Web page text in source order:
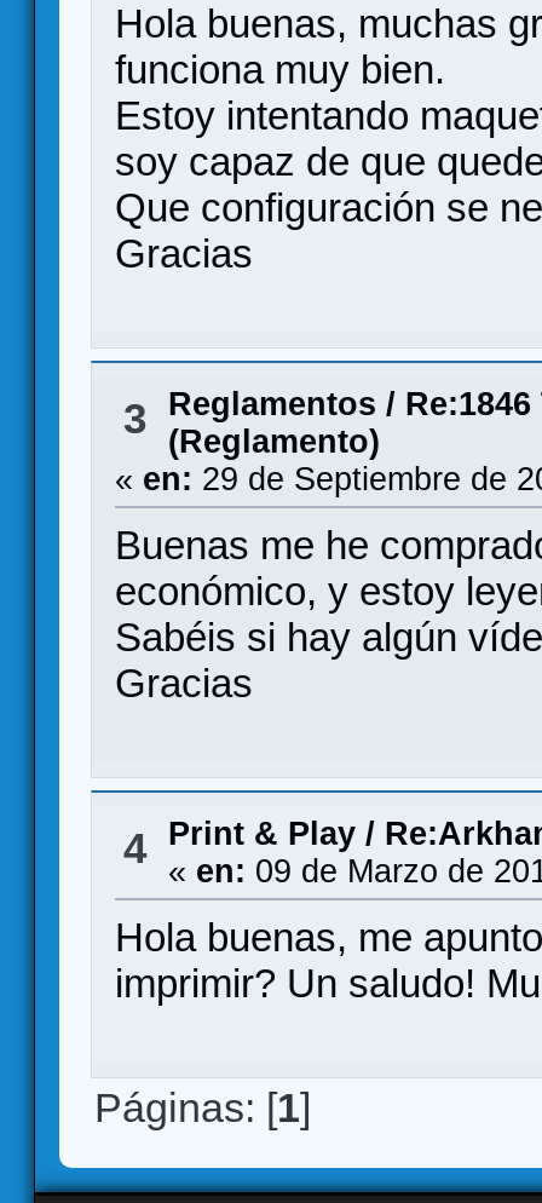
Hola buenas, muchas
funciona muy bien.
Estoy intentando
soy capaz de que
Que configuración se
Gracias
3 Reglamentos /
(Reglamento)
« en: 29 de Septiembre de
Buenas me he
económico, y estoy
Sabéis si hay algún
Gracias
4 Print & Play/
« en: 09 de Marzo de
Hola buenas, me
imprimir? Un saludo!
Páginas: [1]